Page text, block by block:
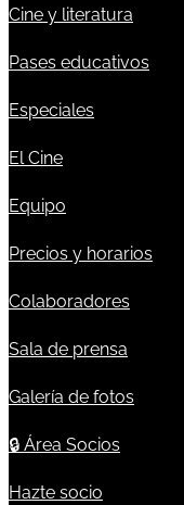
Cine y literatura
Pases educativos
Especiales
El Cine
Equipo
Precios y horarios
Colaboradores
Sala de prensa
Galería de fotos
🔒 Área Socios
Hazte socio